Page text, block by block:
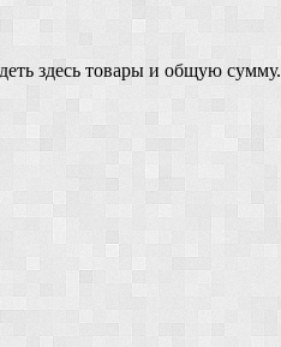
здесь товары и общую сумму.